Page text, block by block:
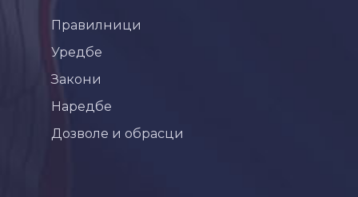
Правилници
Уредбе
Закони
Наредбе
Дозволе и обрасци